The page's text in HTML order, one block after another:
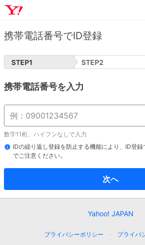
携帯電話番号でID登録
STEP1 STEP2
携帯電話番号を入力
数字11桁、ハイフンなしで入力
IDの繰り返し登録を防止する機能により、ID登
でご注意ください。
次へ
Yahoo! JAPAN
プライバシーポリシー
プライバ